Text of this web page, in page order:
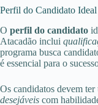
Perfil do Candidato Ideal
O perfil do candidato
Atacadão inclui
programa busca
é essencial para o
Os candidatos devem
desejáveis com